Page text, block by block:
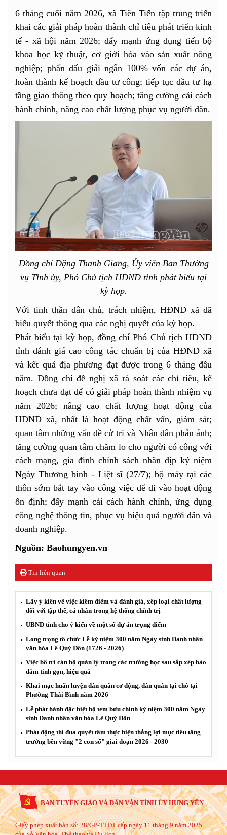
6 tháng cuối năm 2026, xã Tiên Tiến tập trung triển
khai các giải pháp hoàn thành chỉ tiêu phát triển kinh
tế - xã hội năm 2026; đẩy mạnh ứng dụng tiến bộ
khoa học kỹ thuật, cơ giới hóa vào sản xuất nông
nghiệp; phấn đấu giải ngân 100% vốn các dự án,
hoàn thành kế hoạch đầu tư công; tiếp tục đầu tư hạ
tầng giao thông theo quy hoạch; tăng cường cải cách
hành chính, nâng cao chất lượng phục vụ người dân.
Đồng chí Đặng Thanh Giang, Ủy viên Ban Thường
vụ Tỉnh ủy, Phó Chủ tịch HĐND tỉnh phát biểu tại
kỳ họp.
Với tinh thần dân chủ, trách nhiệm, HĐND xã đã
biểu quyết thông qua các nghị quyết của kỳ họp.
Phát biểu tại kỳ họp, đồng chí Phó Chủ tịch HĐND
tỉnh đánh giá cao công tác chuẩn bị của HĐND xã
và kết quả địa phương đạt được trong 6 tháng đầu
năm. Đồng chí đề nghị xã rà soát các chỉ tiêu, kế
hoạch chưa đạt để có giải pháp hoàn thành nhiệm vụ
năm 2026; nâng cao chất lượng hoạt động của
HĐND xã, nhất là hoạt động chất vấn, giám sát;
quan tâm những vấn đề cử tri và Nhân dân phản ánh;
tăng cường quan tâm chăm lo cho người có công với
cách mạng, gia đình chính sách nhân dịp kỷ niệm
Ngày Thương binh - Liệt sĩ (27/7); bộ máy tại các
thôn sớm bắt tay vào công việc để đi vào hoạt động
ổn định; đẩy mạnh cải cách hành chính, ứng dụng
công nghệ thông tin, phục vụ hiệu quả người dân và
doanh nghiệp.
Nguồn: Baohungyen.vn
Tin liên quan
Lấy ý kiến về việc kiểm điểm và đánh giá, xếp loại chất lượng
đối với tập thể, cá nhân trong hệ thống chính trị
UBND tỉnh cho ý kiến về một số dự án trọng điểm
Long trọng tổ chức Lễ kỷ niệm 300 năm Ngày sinh Danh nhân
văn hóa Lê Quý Đôn (1726 - 2026)
Việc bố trí cán bộ quản lý trong các trường học sau sắp xếp bảo
đảm tinh gọn, hiệu quả
Khai mạc huấn luyện dân quân cơ động, dân quân tại chỗ tại
Phường Thái Bình năm 2026
Lễ phát hành đặc biệt bộ tem bưu chính kỷ niệm 300 năm Ngày
sinh Danh nhân văn hóa Lê Quý Đôn
Phát động thi đua quyết tâm thực hiện thắng lợi mục tiêu tăng
trưởng bền vững "2 con số" giai đoạn 2026 - 2030
BAN TUYÊN GIÁO VÀ DÂN VẬN TỈNH ỦY HƯNG YÊN
Giấy phép xuất bản số: 28/GP-TTĐT cấp ngày 11 tháng 9 năm 2025